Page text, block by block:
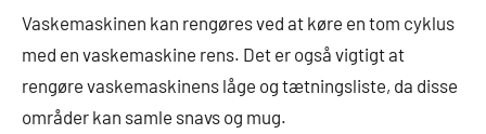
Vaskemaskinen kan rengøres ved at køre en tom cyklus
med en vaskemaskine rens. Det er også vigtigt at
rengøre vaskemaskinens låge og tætningsliste, da disse
områder kan samle snavs og mug.